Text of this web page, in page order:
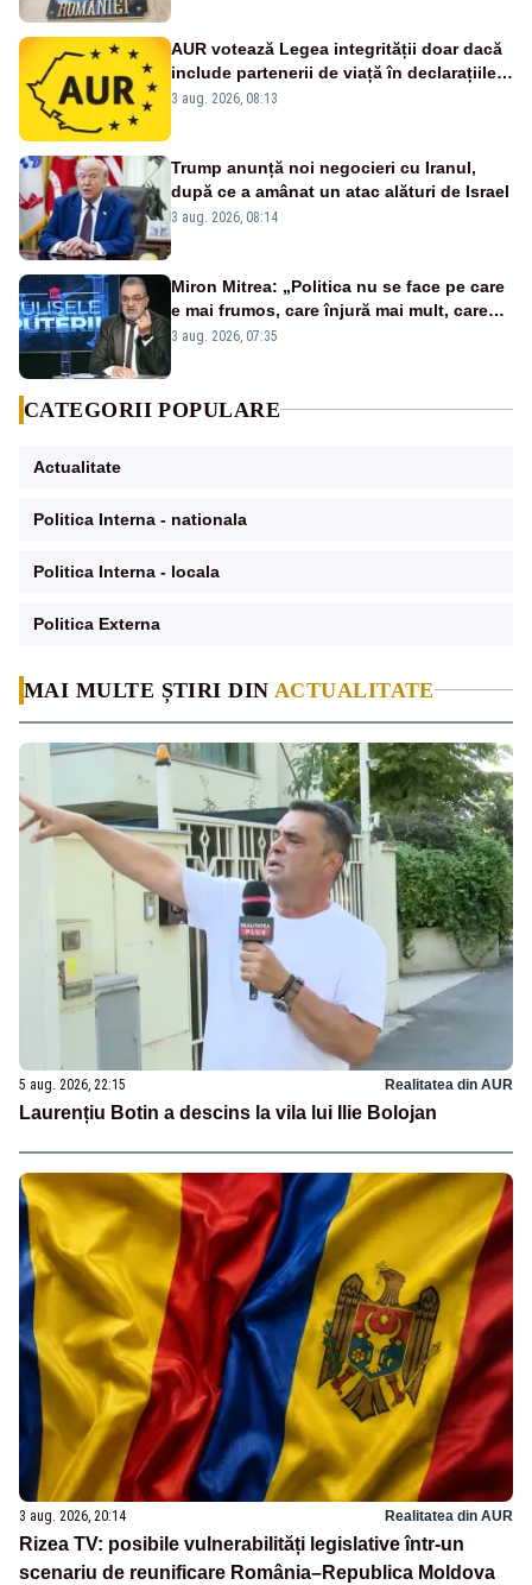
MAI MULTE ȘTIRI DIN ACTUALITATE
5 aug. 2026, 22:15 Realitatea din AUR
Laurențiu Botin a descins la vila lui Ilie Bolojan
3 aug. 2026, 20:14 Realitatea din AUR
Rizea TV: posibile vulnerabilități legislative într-un
scenariu de reunificare România–Republica Moldova
AUR votează Legea integrității doar dacă
include partenerii de viață în declarațiile
de avere și interese, așa cum a anunțat
trebuie să plece din funcție: fără excepții!
3 aug. 2026, 08:13
Trump anunță noi negocieri cu Iranul,
după ce a amânat un atac alături de Israel
3 aug. 2026, 08:14
Miron Mitrea: „Politica nu se face pe care
e mai frumos, care înjură mai mult, care
țipă mai tare, ci pe proiecte”
3 aug. 2026, 07:35
CATEGORII POPULARE
Actualitate
Politica Interna - nationala
Politica Interna - locala
Politica Externa